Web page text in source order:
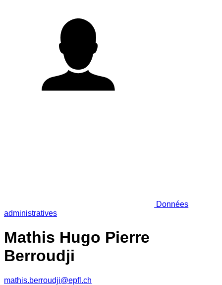
Données
administratives
Mathis Hugo Pierre
Berroudji
mathis.berroudji@epfl.ch